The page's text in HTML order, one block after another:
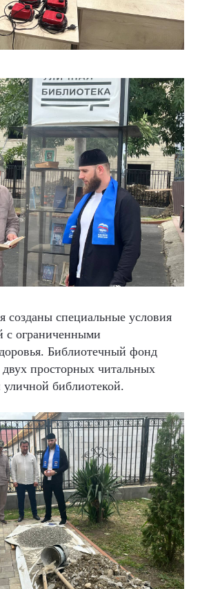
созданы специальные условия
с ограниченными
Библиотечный фонд
просторных читальных
библиотекой.